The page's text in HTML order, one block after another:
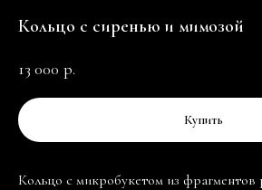
Кольцо с сиренью и мимозой
13 000 р.
Купить
Кольцо с микробукетом из фрагментов